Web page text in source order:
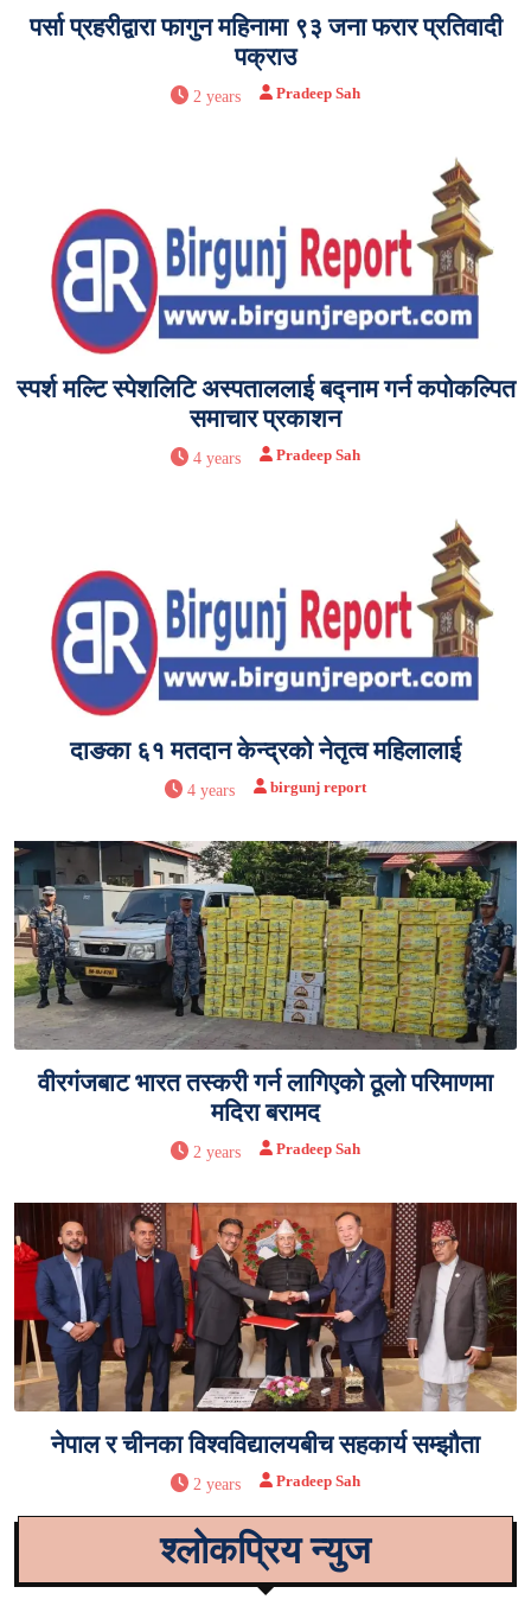
पर्सा प्रहरीद्वारा फागुन महिनामा ९३ जना फरार प्रतिवादी
पक्राउ
2 years Pradeep Sah
स्पर्श मल्टि स्पेशलिटि अस्पताललाई बद्नाम गर्न कपोकल्पित
समाचार प्रकाशन
4 years Pradeep Sah
दाङका ६१ मतदान केन्द्रको नेतृत्व महिलालाई
4 years birgunj report
वीरगंजबाट भारत तस्करी गर्न लागिएको ठूलो परिमाणमा
मदिरा बरामद
2 years Pradeep Sah
नेपाल र चीनका विश्वविद्यालयबीच सहकार्य सम्झौता
2 years Pradeep Sah
श्लोकप्रिय न्युज